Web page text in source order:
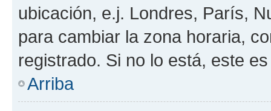
ubicación, e.j. Londres, París,
para cambiar la zona horaria,
registrado. Si no lo está, este
Arriba